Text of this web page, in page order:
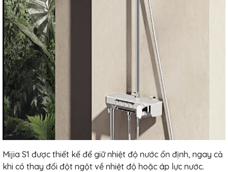
Mijia S1 được thiết kế để giữ nhiệt độ nước ổn định, ngay cả
khi có thay đổi đột ngột về nhiệt độ hoặc áp lực nước.